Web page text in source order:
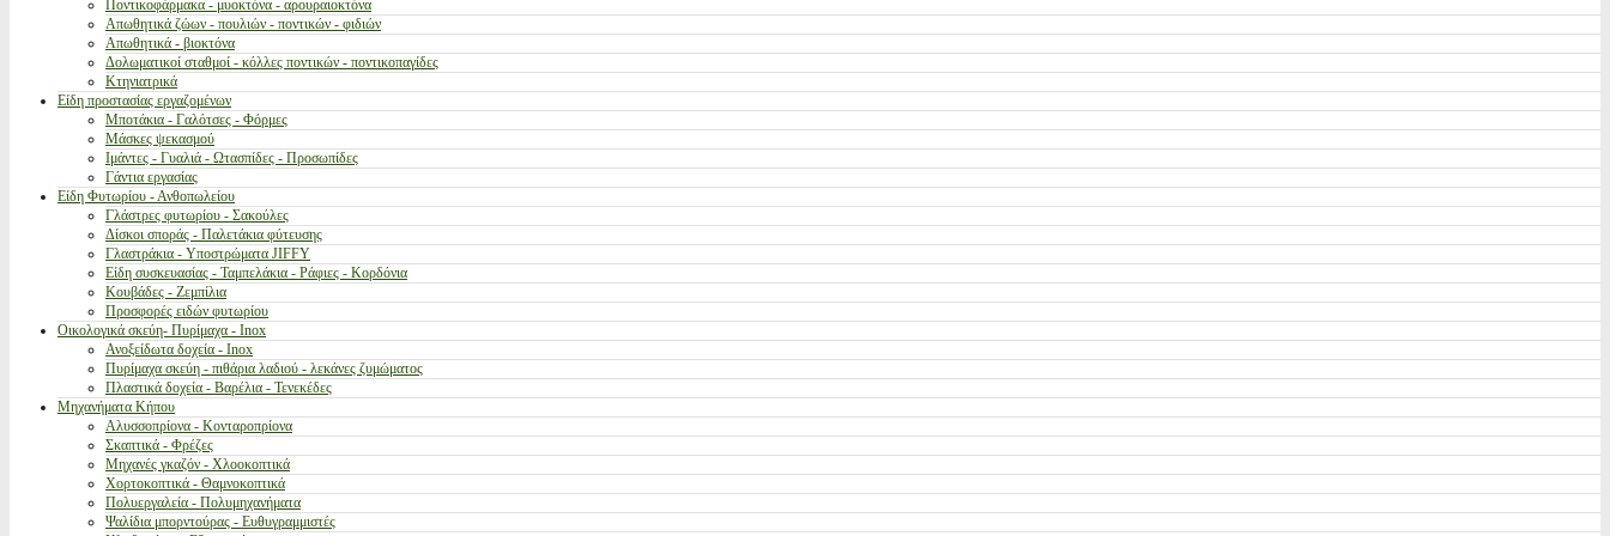
Ποντικοφάρμακα - μυοκτόνα - αρουραιοκτόνα
Απωθητικά ζώων - πουλιών - ποντικών - φιδιών
Απωθητικά - βιοκτόνα
Δολωματικοί σταθμοί - κόλλες ποντικών - ποντικοπαγίδες
Κτηνιατρικά
Είδη προστασίας εργαζομένων
Μποτάκια - Γαλότσες - Φόρμες
Μάσκες ψεκασμού
Ιμάντες - Γυαλιά - Ωτασπίδες - Προσωπίδες
Γάντια εργασίας
Είδη Φυτωρίου - Ανθοπωλείου
Γλάστρες φυτωρίου - Σακούλες
Δίσκοι σποράς - Παλετάκια φύτευσης
Γλαστράκια - Υποστρώματα JIFFY
Είδη συσκευασίας - Ταμπελάκια - Ράφιες - Κορδόνια
Κουβάδες - Ζεμπίλια
Προσφορές ειδών φυτωρίου
Οικολογικά σκεύη- Πυρίμαχα - Inox
Ανοξείδωτα δοχεία - Inox
Πυρίμαχα σκεύη - πιθάρια λαδιού - λεκάνες ζυμώματος
Πλαστικά δοχεία - Βαρέλια - Τενεκέδες
Μηχανήματα Κήπου
Αλυσσοπρίονα - Κονταροπρίονα
Σκαπτικά - Φρέζες
Μηχανές γκαζόν - Χλοοκοπτικά
Χορτοκοπτικά - Θαμνοκοπτικά
Πολυεργαλεία - Πολυμηχανήματα
Ψαλίδια μπορντούρας - Ευθυγραμμιστές